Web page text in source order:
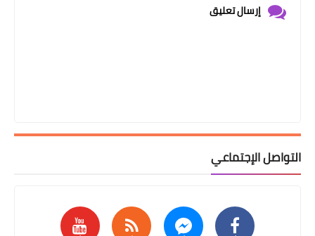
إرسال تعليق
التواصل الإجتماعي